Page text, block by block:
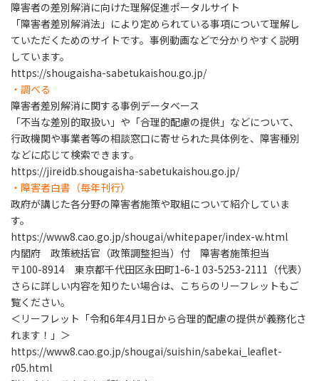
障害者の差別解消に向けた理解促進ポータルサイト
「障害者差別解消法」により定められている事項について理解し
ていただくためのサイトです。事例動画などで分かりやすく説明
しています。
https://shougaisha-sabetukaishou.go.jp/
・調べる
障害者差別解消に関する事例データベース
「不当な差別的取扱い」や「合理的配慮の提供」などについて、
行政機関や事業者等の相談窓口に寄せられた具体例を、障害種別
などに応じて検索できます。
https://jireidb.shougaisha-sabetukaishou.go.jp/
・障害者白書（毎年刊行）
政府が講じた各分野の障害者施策や取組について紹介していま
す。
https://www8.cao.go.jp/shougai/whitepaper/index-w.html
内閣府 政策統括官（政策調整担当）付 障害者施策担当
〒100-8914 東京都千代田区永田町1-6-1 03-5253-2111（代表）
さらに詳しい内容を知りたい場合は、こちらのリーフレットもご
覧ください。
＜リーフレット「令和6年4月1日から合理的配慮の提供が義務化さ
れます！」＞
https://www8.cao.go.jp/shougai/suishin/sabekai_leaflet-
r05.html